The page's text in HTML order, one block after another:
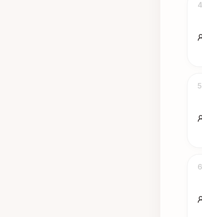
4
5
6